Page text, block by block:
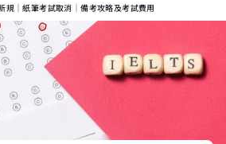
規｜紙筆考試取消｜備考攻略及考試費用